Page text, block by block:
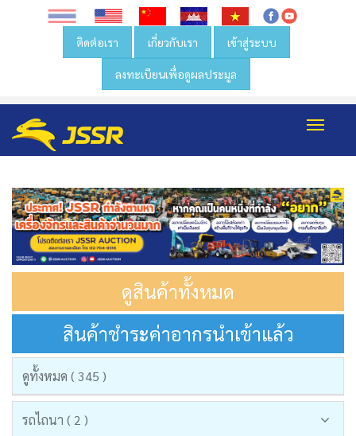
ติดต่อเรา เกี่ยวกับเรา เข้าสู่ระบบ
ลงทะเบียนเพื่อดูผลประมูล
ดูสินค้าทั้งหมด
สินค้าชำระค่าอากรนำเข้าแล้ว
ดูทั้งหมด ( 345 )
รถไถนา ( 2 )